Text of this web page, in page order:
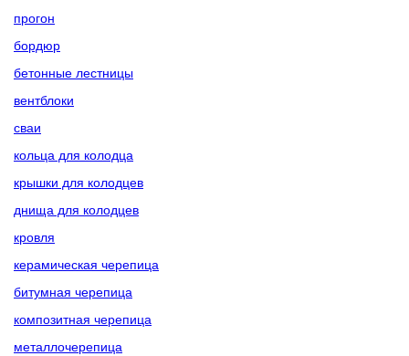
прогон
бордюр
бетонные лестницы
вентблоки
сваи
кольца для колодца
крышки для колодцев
днища для колодцев
кровля
керамическая черепица
битумная черепица
композитная черепица
металлочерепица